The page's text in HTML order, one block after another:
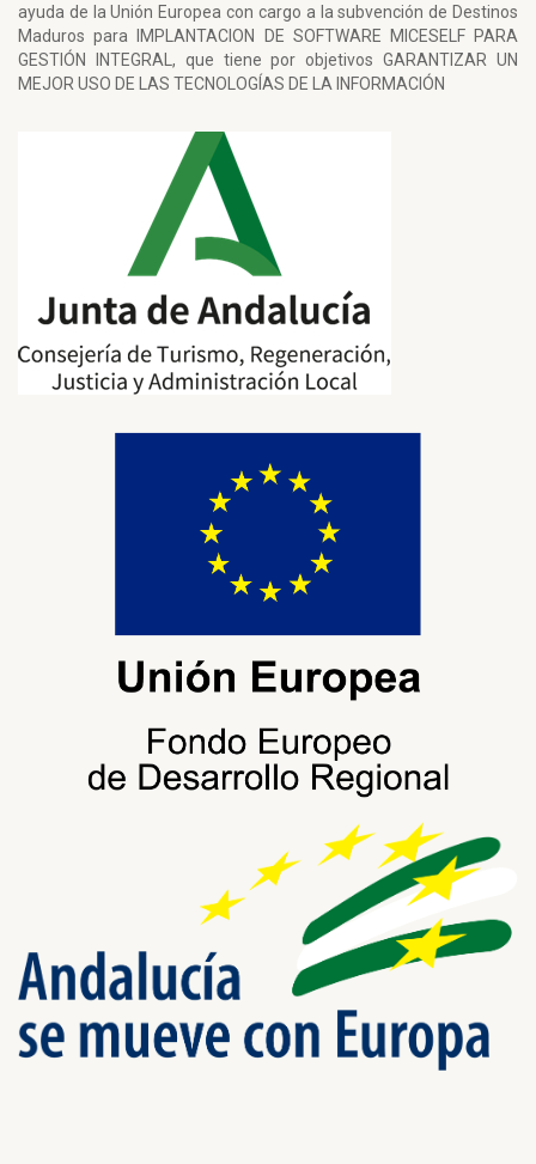
ayuda de la Unión Europea con cargo a la subvención de Destinos
Maduros para IMPLANTACION DE SOFTWARE MICESELF PARA
GESTIÓN INTEGRAL, que tiene por objetivos GARANTIZAR UN
MEJOR USO DE LAS TECNOLOGÍAS DE LA INFORMACIÓN